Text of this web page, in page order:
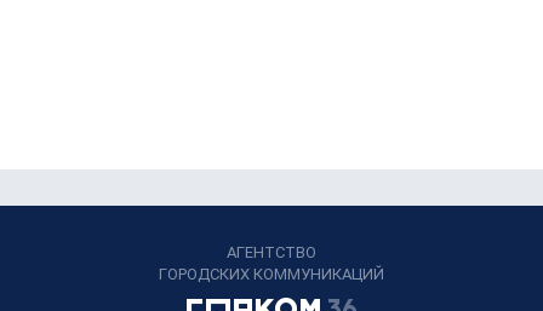
АГЕНТСТВО
ГОРОДСКИХ КОММУНИКАЦИЙ